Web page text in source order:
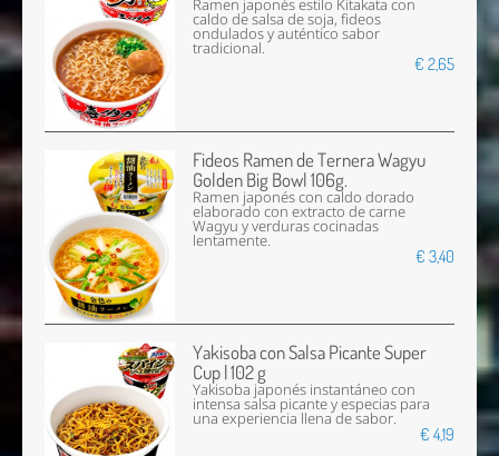
Ramen japonés estilo Kitakata con
caldo de salsa de soja, fideos
ondulados y auténtico sabor
tradicional.
€ 2,65
Fideos Ramen de Ternera Wagyu
Golden Big Bowl 106g.
Ramen japonés con caldo dorado
elaborado con extracto de carne
Wagyu y verduras cocinadas
lentamente.
€ 3,40
Yakisoba con Salsa Picante Super
Cup | 102 g
Yakisoba japonés instantáneo con
intensa salsa picante y especias para
una experiencia llena de sabor.
€ 4,19